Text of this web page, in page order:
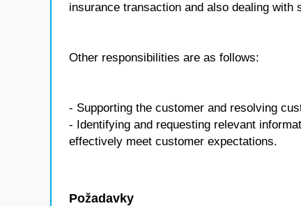
insurance transaction and also dealing with
Other responsibilities are as follows:
- Supporting the customer and resolving
- Identifying and requesting relevant
effectively meet customer expectations.
Požadavky